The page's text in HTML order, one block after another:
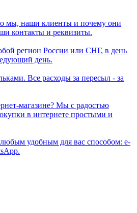
мы, наши клиенты и почему они
контакты и реквизиты.
регион России или СНГ, в день
день.
Все расходы за пересыл - за
магазине? Мы с радостью
в интернете простыми и
удобным для вас способом: e-